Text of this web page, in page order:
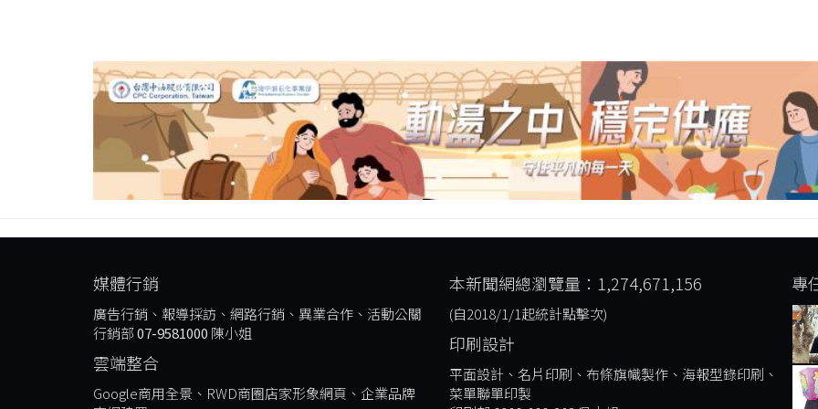
媒體行銷
廣告行銷、報導採訪、網路行銷、異業合作、活動公關
行銷部07-9581000 陳小姐
雲端整合
Google商用全景、RWD商圈店家形象網頁、企業品牌
本新聞網總瀏覽量：1,274,671,156
(自2018/1/1起統計點擊次)
印刷設計
平面設計、名片印刷、布條旗幟製作、海報型錄印刷、
菜單聯單印製
專